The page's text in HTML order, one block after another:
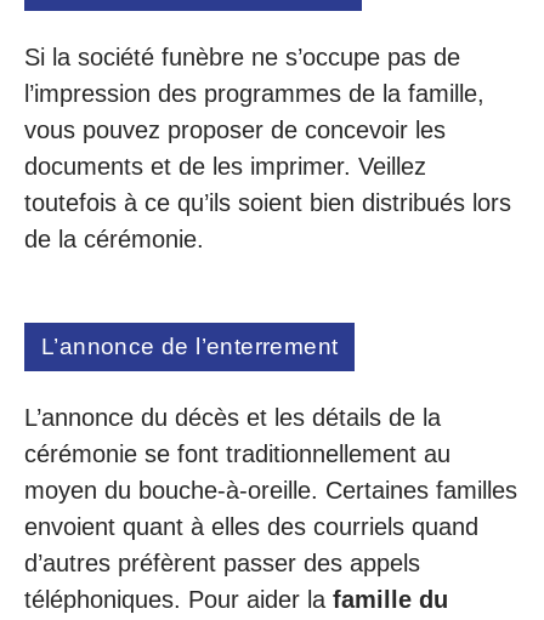
Si la société funèbre ne s’occupe pas de
l’impression des programmes de la famille,
vous pouvez proposer de concevoir les
documents et de les imprimer. Veillez
toutefois à ce qu’ils soient bien distribués lors
de la cérémonie.
L’annonce de l’enterrement
L’annonce du décès et les détails de la
cérémonie se font traditionnellement au
moyen du bouche-à-oreille. Certaines familles
envoient quant à elles des courriels quand
d’autres préfèrent passer des appels
téléphoniques. Pour aider la famille du